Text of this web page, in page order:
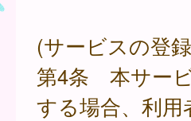
(サービスの登
第4条 本サー
する場合、利